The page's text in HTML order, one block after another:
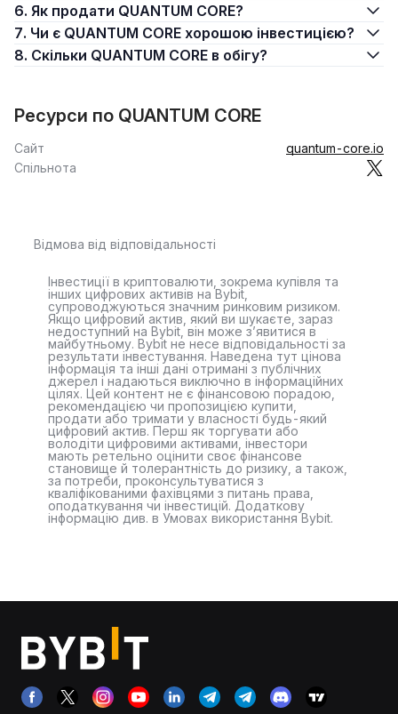
6. Як продати QUANTUM CORE?
7. Чи є QUANTUM CORE хорошою інвестицією?
8. Скільки QUANTUM CORE в обігу?
Ресурси по QUANTUM CORE
Сайт
quantum-core.io
Спільнота
Відмова від відповідальності
Інвестиції в криптовалюти, зокрема купівля та
інших цифрових активів на Bybit,
супроводжуються значним ринковим ризиком.
Якщо цифровий актив, який ви шукаєте, зараз
недоступний на Bybit, він може з’явитися в
майбутньому. Bybit не несе відповідальності за
результати інвестування. Наведена тут цінова
інформація та інші дані отримані з публічних
джерел і надаються виключно в інформаційних
цілях. Цей контент не є фінансовою порадою,
рекомендацією чи пропозицією купити,
продати або тримати у власності будь-який
цифровий актив. Перш як торгувати або
володіти цифровими активами, інвестори
мають ретельно оцінити своє фінансове
становище й толерантність до ризику, а також,
за потреби, проконсультуватися з
кваліфікованими фахівцями з питань права,
оподаткування чи інвестицій. Додаткову
інформацію див. в Умовах використання Bybit.